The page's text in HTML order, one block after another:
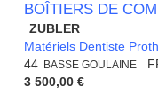
BOÎTIERS DE
ZUBLER
Matériels Dentiste
44
BASSE GOULAINE
3 500,00 €